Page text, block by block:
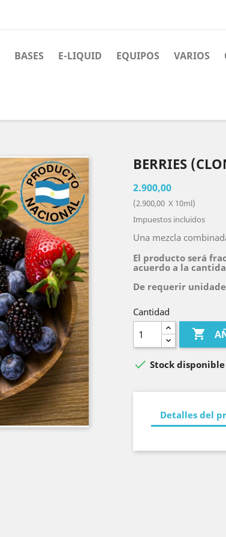
BASES E-LIQUID EQUIPOS VARIOS
BERRIES
2.900,00
(2.900,00 X 10ml)
Impuestos incluidos
Una mezcla
El producto será
acuerdo a la
De requerir
Cantidad

 Stock disponible
Detalles del